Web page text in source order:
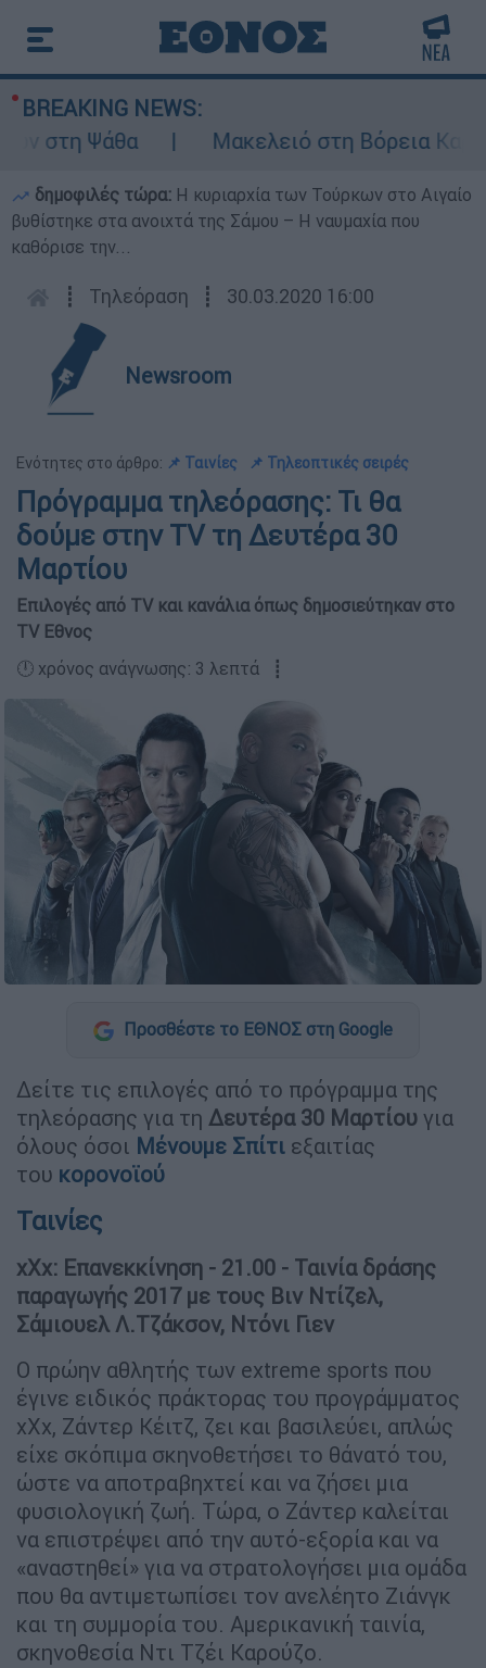
BREAKING NEWS:
στη Ψάθα
Μακελειό στη Βόρεια
δημοφιλές τώρα: Η κυριαρχία των Τούρκων στο Αιγαίο
βυθίστηκε στα ανοιχτά της Σάμου – Η ναυμαχία που
καθόρισε την...
┋ Τηλεόραση ┋ 30.03.2020 16:00
Newsroom
Ενότητες στο άρθρο: 📌 Ταινίες 📌 Τηλεοπτικές σειρές
Πρόγραμμα τηλεόρασης: Τι θα
δούμε στην TV τη Δευτέρα 30
Μαρτίου
Επιλογές από TV και κανάλια όπως δημοσιεύτηκαν στο
TV Εθνος
🕛 χρόνος ανάγνωσης: 3 λεπτά ┋
Προσθέστε το ΕΘΝΟΣ στη Google
Δείτε τις επιλογές από το πρόγραμμα της
τηλεόρασης για τη Δευτέρα 30 Μαρτίου για
όλους όσοι Μένουμε Σπίτι εξαιτίας
του κορονοϊού
Ταινίες
xXx: Επανεκκίνηση - 21.00 - Ταινία δράσης
παραγωγής 2017 με τους Βιν Ντίζελ,
Σάμιουελ Λ.Τζάκσον, Ντόνι Γιεν
Ο πρώην αθλητής των extreme sports που
έγινε ειδικός πράκτορας του προγράμματος
xXx, Ζάντερ Κέιτζ, ζει και βασιλεύει, απλώς
είχε σκόπιμα σκηνοθετήσει το θάνατό του,
ώστε να αποτραβηχτεί και να ζήσει μια
φυσιολογική ζωή. Τώρα, ο Ζάντερ καλείται
να επιστρέψει από την αυτό-εξορία και να
«αναστηθεί» για να στρατολογήσει μια ομάδα
που θα αντιμετωπίσει τον ανελέητο Ζιάνγκ
και τη συμμορία του. Αμερικανική ταινία,
σκηνοθεσία Ντι Τζέι Καρούζο.